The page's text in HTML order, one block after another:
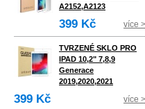
A2152,A2123
399 Kč více >
TVRZENÉ SKLO PRO
IPAD 10,2" 7,8,9
Generace
2019,2020,2021
399 Kč více >